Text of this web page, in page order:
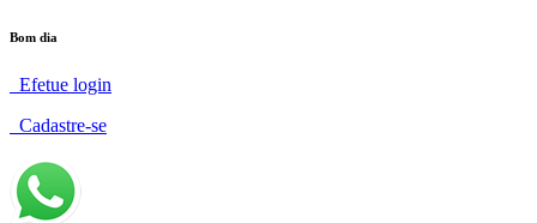
Bom dia
Efetue login
Cadastre-se